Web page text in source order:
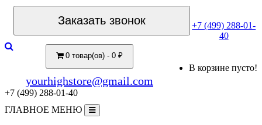
Заказать звонок
+7 (499) 288-01-
40
0 товар(ов) - 0 ₽
В корзине пусто!
yourhighstore@gmail.com
+7 (499) 288-01-40
ГЛАВНОЕ МЕНЮ